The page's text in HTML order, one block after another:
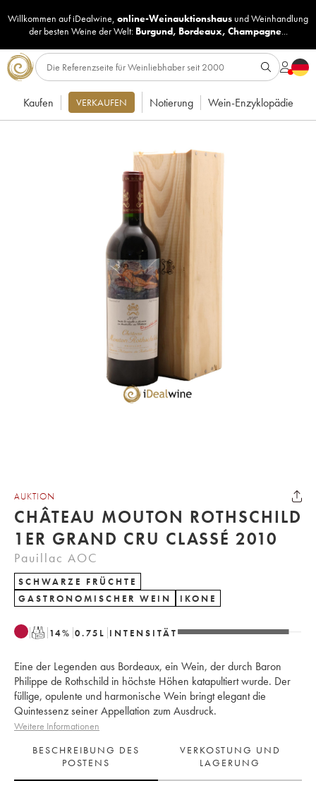
Willkommen auf iDealwine, online-Weinauktionshaus undWeinhandlung
der besten Weine der Welt: Burgund, Bordeaux, Champagne...
Kaufen VERKAUFEN Notierung Wein-Enzyklopädie
AUKTION
CHÂTEAU MOUTON ROTHSCHILD
1ER GRAND CRU CLASSÉ 2010
Pauillac AOC
SCHWARZE FRÜCHTE
GASTRONOMISCHER WEIN
IKONE
T 14% 0.75 L INTENSITÄT
Eine der Legenden aus Bordeaux, ein Wein, der durch Baron
Philippe de Rothschild in höchste Höhen katapultiert wurde. Der
füllige, opulente und harmonische Wein bringt elegant die
Quintessenz seiner Appellation zum Ausdruck.
Weitere Informationen
BESCHREIBUNG DES
POSTENS
VERKOSTUNG UND
LAGERUNG